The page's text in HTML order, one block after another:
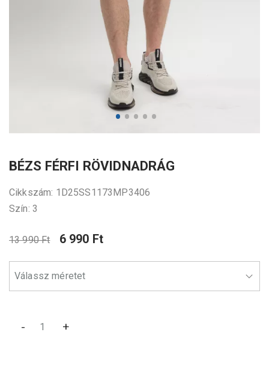
BÉZS FÉRFI RÖVIDNADRÁG
Cikkszám: 1D25SS1173MP3406
Szín: 3
13 990 Ft 6 990 Ft
- +